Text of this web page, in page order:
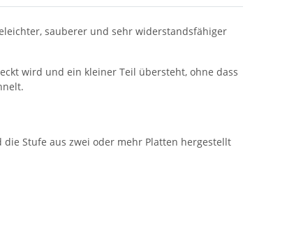
sauberer und sehr widerstandsfähiger
wird und ein kleiner Teil übersteht, ohne dass
Stufe aus zwei oder mehr Platten hergestellt